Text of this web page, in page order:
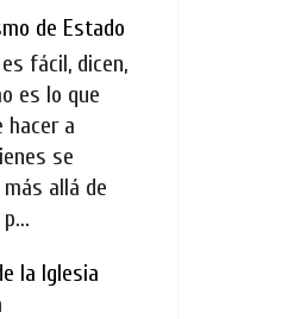
de Estado
fácil, dicen,
es lo que
hacer a
se
allá de
la Iglesia